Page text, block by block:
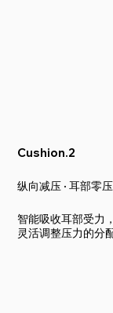
Cushion.2
纵向减压 · 耳部零
智能吸收耳部受力
灵活调整压力的分